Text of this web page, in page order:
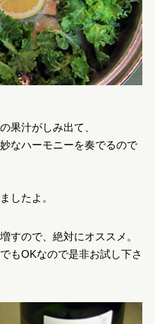
果汁がしみ出て、
なハーモニーを奏でるので
したよ。
すので、絶対にオススメ。
もOKなので是非お試し下さ